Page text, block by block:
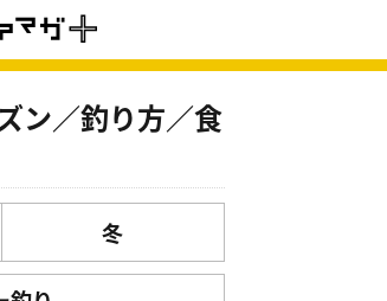
ン／釣り方／食
冬